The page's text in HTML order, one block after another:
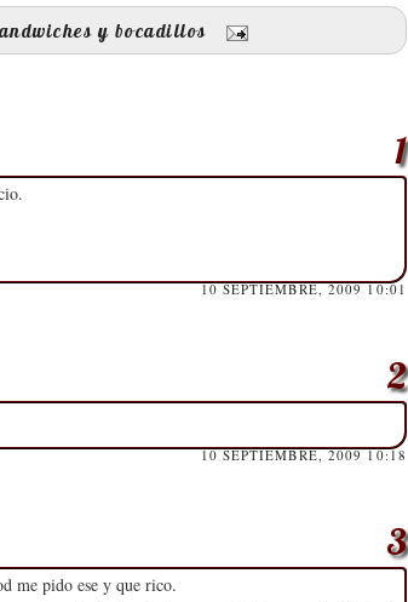
y bocadillos
10 SEPTIEMBRE, 2009 10:01
10 SEPTIEMBRE, 2009 10:18
me pido ese y que rico.